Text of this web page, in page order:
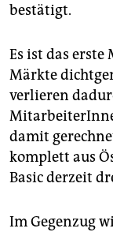
bestätigt.
Es ist das erste
Märkte
verlieren
damit
komplett aus
Basic derzeit
Im Gegenzug